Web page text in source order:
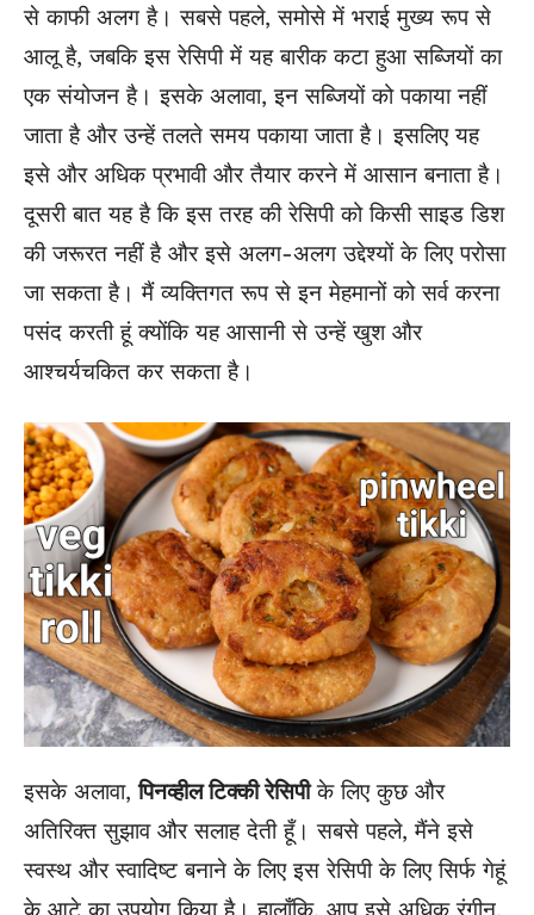
से काफी अलग है। सबसे पहले, समोसे में भराई मुख्य रूप से
आलू है, जबकि इस रेसिपी में यह बारीक कटा हुआ सब्जियों का
एक संयोजन है। इसके अलावा, इन सब्जियों को पकाया नहीं
जाता है और उन्हें तलते समय पकाया जाता है। इसलिए यह
इसे और अधिक प्रभावी और तैयार करने में आसान बनाता है।
दूसरी बात यह है कि इस तरह की रेसिपी को किसी साइड डिश
की जरूरत नहीं है और इसे अलग-अलग उद्देश्यों के लिए परोसा
जा सकता है। मैं व्यक्तिगत रूप से इन मेहमानों को सर्व करना
पसंद करती हूं क्योंकि यह आसानी से उन्हें खुश और
आश्चर्यचकित कर सकता है।
इसके अलावा,पिनव्हील टिक्की रेसिपीके लिए कुछ और
अतिरिक्त सुझाव और सलाह देती हूँ। सबसे पहले, मैंने इसे
स्वस्थ और स्वादिष्ट बनाने के लिए इस रेसिपी के लिए सिर्फ गेहूं